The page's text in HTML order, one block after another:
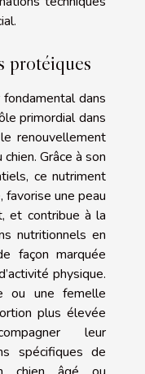
protéiques
dans
primordial dans
renouvellement
Grâce à son
ce nutriment
une peau
et contribue à la
nutritionnels en
façon marquée
physique.
ou une femelle
plus élevée
leur
spécifiques de